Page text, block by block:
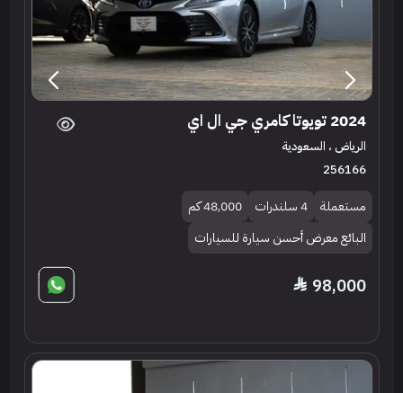
2024 تويوتا كامري جي ال اي
الرياض ، السعودية
256166
مستعملة 4 سلندرات
48,000 كم
البائع معرض أحسن سيارة للسيارات
98,000